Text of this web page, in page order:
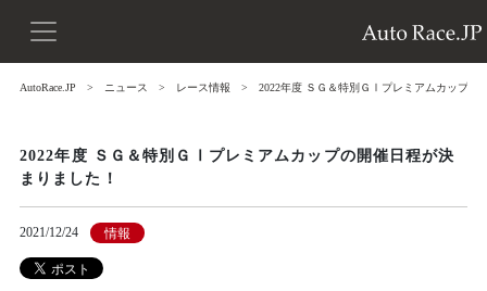
AutoRace.JP ニュース レース情報 2022年度 ＳＧ＆特別ＧⅠプレミアムカップの
2022年度 ＳＧ＆特別ＧⅠプレミアムカップの開催日程が決
まりました！
2021/12/24 情報